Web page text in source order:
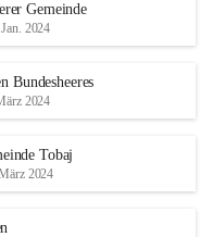
Gemeinde
2024
Bundesheeres
2024
Tobaj
2024